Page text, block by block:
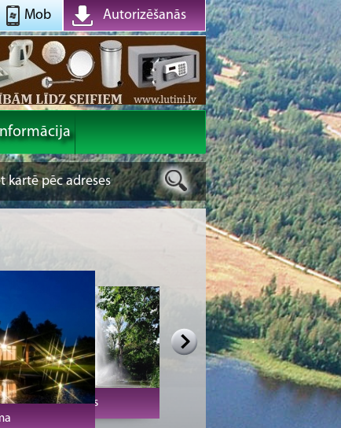
Autorizēšanās
Mob
Jaunmoku pils